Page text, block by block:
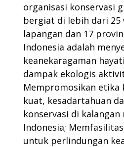
organisasi konservasi
bergiat di lebih dari 25
lapangan dan 17
Indonesia adalah
keanekaragaman
dampak ekologis
Mempromosikan etika
kuat, kesadartahuan
konservasi di kalangan
Indonesia;
untuk perlindungan